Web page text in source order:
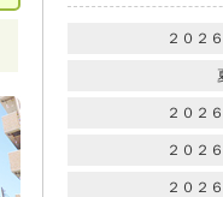
２０２
２０２
２０２
２０２